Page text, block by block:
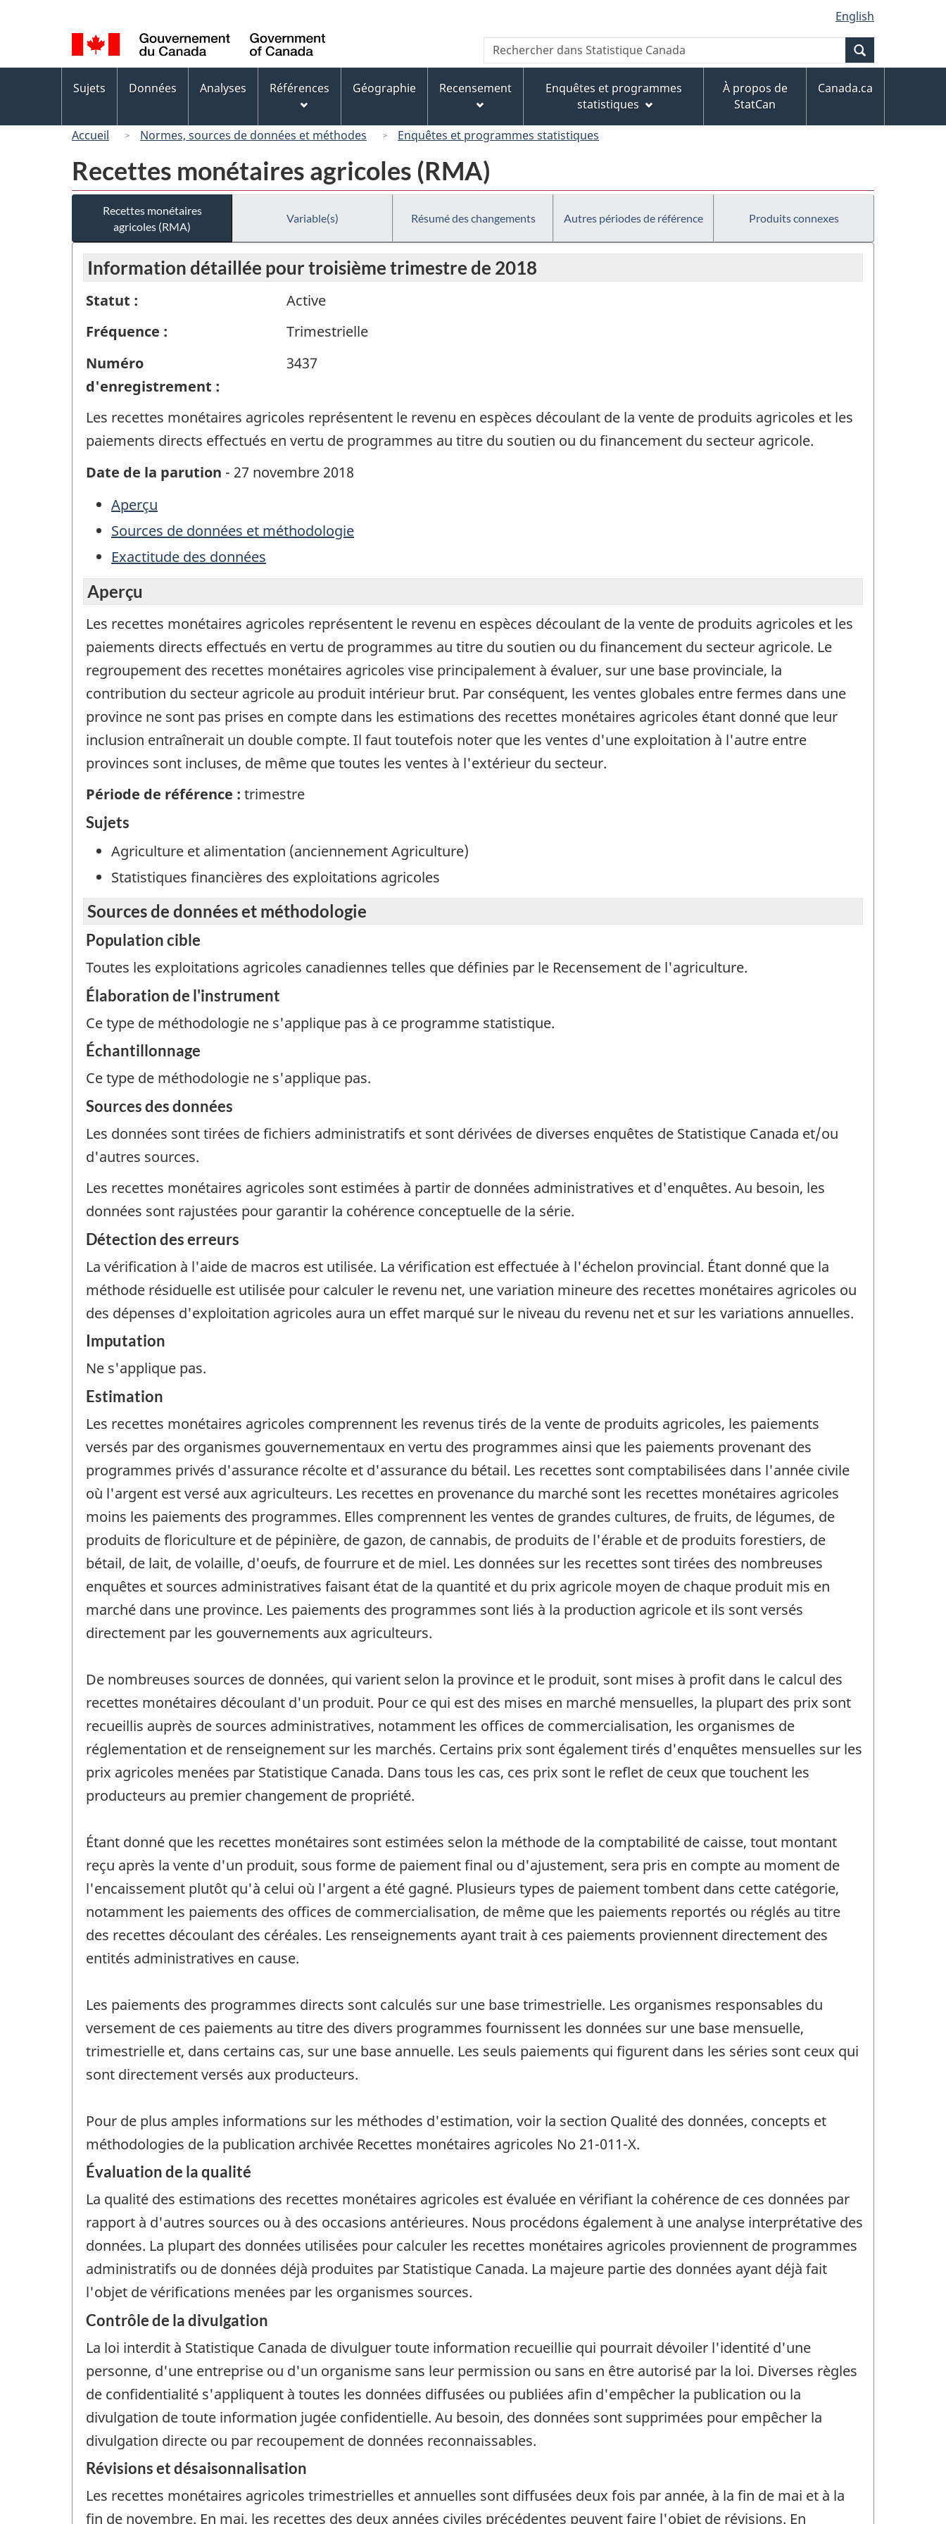
au
contenu
principal
« À
propos
de
ce
version
HTML
simplifiée
de
la
langue
English
Canada
Recherche
Rechercher
dans
Canada
des
Sujets Données Analyses Références Géographie Recensement
Enquêtes et programmes
statistiques
À propos de
StatCan
Canada.ca
Accueil Normes, sources de données et méthodes Enquêtes et programmes statistiques
Recettes monétaires agricoles (RMA)
Recettes monétaires
agricoles (RMA)
Variable(s) Résumé des changements Autres périodes de référence Produits connexes
Information détaillée pour troisième trimestre de 2018
Statut :
Active
Fréquence :
Trimestrielle
Numéro
d'enregistrement :
3437
Les recettes monétaires agricoles représentent le revenu en espèces découlant de la vente de produits agricoles et les
paiements directs effectués en vertu de programmes au titre du soutien ou du financement du secteur agricole.
Date de la parution - 27 novembre 2018
Aperçu
Sources de données et méthodologie
Exactitude des données
Aperçu
Les recettes monétaires agricoles représentent le revenu en espèces découlant de la vente de produits agricoles et les
paiements directs effectués en vertu de programmes au titre du soutien ou du financement du secteur agricole. Le
regroupement des recettes monétaires agricoles vise principalement à évaluer, sur une base provinciale, la
contribution du secteur agricole au produit intérieur brut. Par conséquent, les ventes globales entre fermes dans une
province ne sont pas prises en compte dans les estimations des recettes monétaires agricoles étant donné que leur
inclusion entraînerait un double compte. Il faut toutefois noter que les ventes d'une exploitation à l'autre entre
provinces sont incluses, de même que toutes les ventes à l'extérieur du secteur.
Période de référence : trimestre
Sujets
Agriculture et alimentation (anciennement Agriculture)
Statistiques financières des exploitations agricoles
Sources de données et méthodologie
Population cible
Toutes les exploitations agricoles canadiennes telles que définies par le Recensement de l'agriculture.
Élaboration de l'instrument
Ce type de méthodologie ne s'applique pas à ce programme statistique.
Échantillonnage
Ce type de méthodologie ne s'applique pas.
Sources des données
Les données sont tirées de fichiers administratifs et sont dérivées de diverses enquêtes de Statistique Canada et/ou
d'autres sources.
Les recettes monétaires agricoles sont estimées à partir de données administratives et d'enquêtes. Au besoin, les
données sont rajustées pour garantir la cohérence conceptuelle de la série.
Détection des erreurs
La vérification à l'aide de macros est utilisée. La vérification est effectuée à l'échelon provincial. Étant donné que la
méthode résiduelle est utilisée pour calculer le revenu net, une variation mineure des recettes monétaires agricoles ou
des dépenses d'exploitation agricoles aura un effet marqué sur le niveau du revenu net et sur les variations annuelles.
Imputation
Ne s'applique pas.
Estimation
Les recettes monétaires agricoles comprennent les revenus tirés de la vente de produits agricoles, les paiements
versés par des organismes gouvernementaux en vertu des programmes ainsi que les paiements provenant des
programmes privés d'assurance récolte et d'assurance du bétail. Les recettes sont comptabilisées dans l'année civile
où l'argent est versé aux agriculteurs. Les recettes en provenance du marché sont les recettes monétaires agricoles
moins les paiements des programmes. Elles comprennent les ventes de grandes cultures, de fruits, de légumes, de
produits de floriculture et de pépinière, de gazon, de cannabis, de produits de l'érable et de produits forestiers, de
bétail, de lait, de volaille, d'oeufs, de fourrure et de miel. Les données sur les recettes sont tirées des nombreuses
enquêtes et sources administratives faisant état de la quantité et du prix agricole moyen de chaque produit mis en
marché dans une province. Les paiements des programmes sont liés à la production agricole et ils sont versés
directement par les gouvernements aux agriculteurs.
De nombreuses sources de données, qui varient selon la province et le produit, sont mises à profit dans le calcul des
recettes monétaires découlant d'un produit. Pour ce qui est des mises en marché mensuelles, la plupart des prix sont
recueillis auprès de sources administratives, notamment les offices de commercialisation, les organismes de
réglementation et de renseignement sur les marchés. Certains prix sont également tirés d'enquêtes mensuelles sur les
prix agricoles menées par Statistique Canada. Dans tous les cas, ces prix sont le reflet de ceux que touchent les
producteurs au premier changement de propriété.
Étant donné que les recettes monétaires sont estimées selon la méthode de la comptabilité de caisse, tout montant
reçu après la vente d'un produit, sous forme de paiement final ou d'ajustement, sera pris en compte au moment de
l'encaissement plutôt qu'à celui où l'argent a été gagné. Plusieurs types de paiement tombent dans cette catégorie,
notamment les paiements des offices de commercialisation, de même que les paiements reportés ou réglés au titre
des recettes découlant des céréales. Les renseignements ayant trait à ces paiements proviennent directement des
entités administratives en cause.
Les paiements des programmes directs sont calculés sur une base trimestrielle. Les organismes responsables du
versement de ces paiements au titre des divers programmes fournissent les données sur une base mensuelle,
trimestrielle et, dans certains cas, sur une base annuelle. Les seuls paiements qui figurent dans les séries sont ceux qui
sont directement versés aux producteurs.
Pour de plus amples informations sur les méthodes d'estimation, voir la section Qualité des données, concepts et
méthodologies de la publication archivée Recettes monétaires agricoles No 21-011-X.
Évaluation de la qualité
La qualité des estimations des recettes monétaires agricoles est évaluée en vérifiant la cohérence de ces données par
rapport à d'autres sources ou à des occasions antérieures. Nous procédons également à une analyse interprétative des
données. La plupart des données utilisées pour calculer les recettes monétaires agricoles proviennent de programmes
administratifs ou de données déjà produites par Statistique Canada. La majeure partie des données ayant déjà fait
l'objet de vérifications menées par les organismes sources.
Contrôle de la divulgation
La loi interdit à Statistique Canada de divulguer toute information recueillie qui pourrait dévoiler l'identité d'une
personne, d'une entreprise ou d'un organisme sans leur permission ou sans en être autorisé par la loi. Diverses règles
de confidentialité s'appliquent à toutes les données diffusées ou publiées afin d'empêcher la publication ou la
divulgation de toute information jugée confidentielle. Au besoin, des données sont supprimées pour empêcher la
divulgation directe ou par recoupement de données reconnaissables.
Révisions et désaisonnalisation
Les recettes monétaires agricoles trimestrielles et annuelles sont diffusées deux fois par année, à la fin de mai et à la
fin de novembre. En mai, les recettes des deux années civiles précédentes peuvent faire l'objet de révisions. En